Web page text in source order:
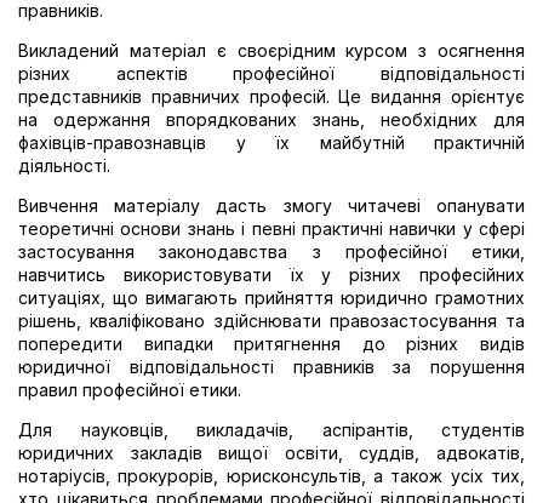
правників.
Викладений матеріал є своєрідним курсом з осягнення
різних аспектів професійної відповідальності
представників правничих професій. Це видання орієнтує
на одержання впорядкованих знань, необхідних для
фахівців-правознавців у їх майбутній практичній
діяльності.
Вивчення матеріалу дасть змогу читачеві опанувати
теоретичні основи знань і певні практичні навички у сфері
застосування законодавства з професійної етики,
навчитись використовувати їх у різних професійних
ситуаціях, що вимагають прийняття юридично грамотних
рішень, кваліфіковано здійснювати правозастосування та
попередити випадки притягнення до різних видів
юридичної відповідальності правників за порушення
правил професійної етики.
Для науковців, викладачів, аспірантів, студентів
юридичних закладів вищої освіти, суддів, адвокатів,
нотаріусів, прокурорів, юрисконсультів, а також усіх тих,